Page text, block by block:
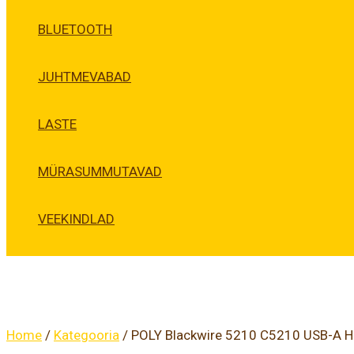
BLUETOOTH
JUHTMEVABAD
LASTE
MÜRASUMMUTAVAD
VEEKINDLAD
Home / Kategooria / POLY Blackwire 5210 C5210 USB-A